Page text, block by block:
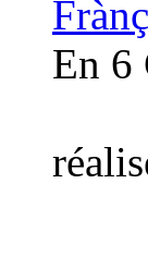
En 6